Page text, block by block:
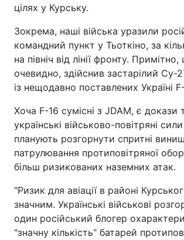
цілях у Курську.
Зокрема, наші війська уразили
командний пункт у Тьоткіно, за
на північ від лінії фронту.
очевидно, здійснив застарілий Су-
із нещодавно поставлених Україні
Хоча F-16 сумісні з JDAM, є докази
українські військово-повітряні
планують розгорнути спритні
патрулювання протиповітряної
більш ризикованих наземних атак.
"Ризик для авіації в районі
значним. Українські військові
один російський блогер
"значну кількість" батарей